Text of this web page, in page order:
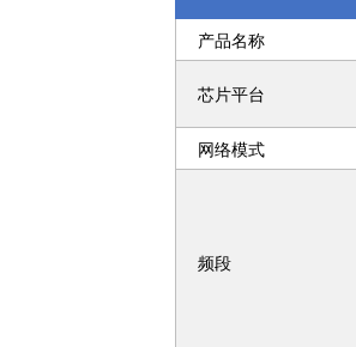
产品名称
芯片平台
网络模式
频段